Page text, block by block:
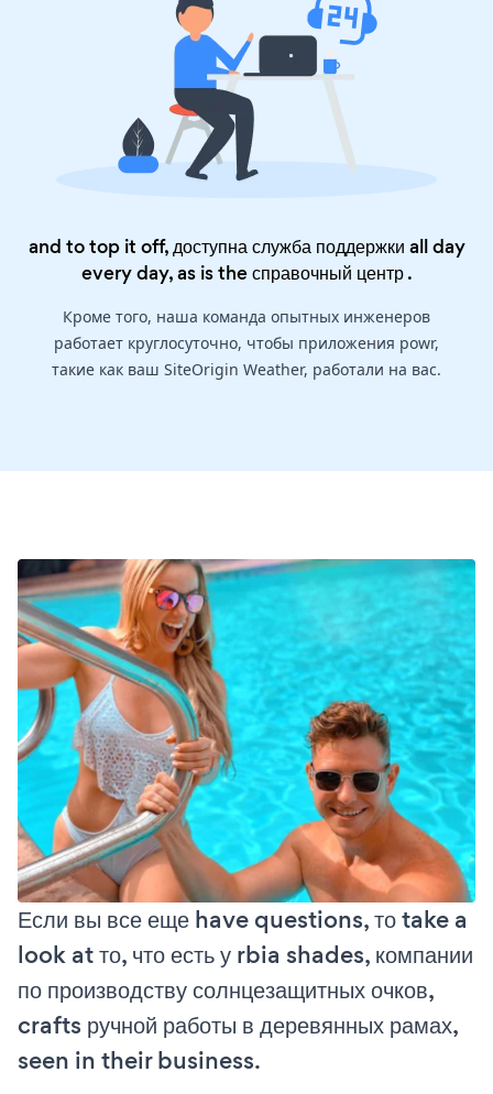
and to top it off, доступна служба поддержки all day
every day, as is theсправочный центр.
Кроме того, наша команда опытных инженеров
работает круглосуточно, чтобы приложения powr,
такие как ваш SiteOrigin Weather, работали на вас.
Если вы все еще have questions, то take a
look at то, что есть у rbia shades, компании
по производству солнцезащитных очков,
crafts ручной работы в деревянных рамах,
seen in their business.